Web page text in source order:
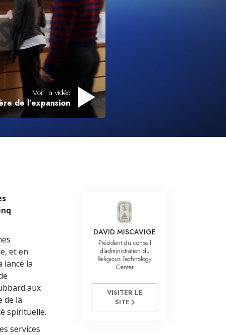
L’échelle des tons émotionnels
Réponses aux drogues
Les enfants
Des outils pour le monde du travail
L’éthique et les conditions
La raison de l’oppression
La technologie de l’étude
Voir la vidéo
de l’expansion
et en
lancé la
aux
de la
spirituelle.
services
DAVID MISCAVIGE
Président du conseil
d’administration du
Religious Technology
Center
VISITER LE
SITE